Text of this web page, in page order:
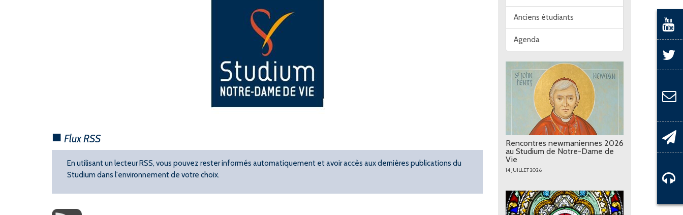
Anciens étudiants
Agenda
Rencontres newmaniennes 2026
au Studium de Notre-Dame de
Vie
14 JUILLET 2026
Flux RSS
En utilisant un lecteur RSS, vous pouvez rester informés automatiquement et avoir accès aux dernières publications du
Studium dans l'environnement de votre choix.